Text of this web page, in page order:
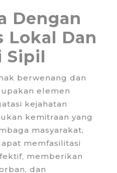
Dengan
Lokal Dan
Sipil
berwenang dan
elemen
kejahatan
kemitraan yang
masyarakat,
memfasilitasi
memberikan
dan